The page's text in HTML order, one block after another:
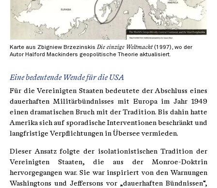
Karte aus Zbigniew Brzezinskis Die einzige Weltmacht(1997), wo der
Autor Halford Mackinders geopolitische Theorie aktualisiert.
Eine bedeutende Wende für die USA
Für die Vereinigten Staaten bedeutete der Abschluss eines
dauerhaften Militärbündnisses mit Europa im Jahr 1949
einen dramatischen Bruch mit der Tradition. Bis dahin hatte
Amerika sich auf sporadische Interventionen beschränkt und
langfristige Verpflichtungen in Übersee vermieden.
Dieser Ansatz folgte der isolationistischen Tradition der
Vereinigten Staaten, die aus der Monroe-Doktrin
hervorgegangen war. Sie war inspiriert von den Warnungen
Washingtons und Jeffersons vor „dauerhaften Bündnissen“,